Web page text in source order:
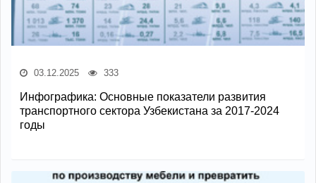
03.12.2025 333
Инфографика: Основные показатели развития
транспортного сектора Узбекистана за 2017-2024
годы